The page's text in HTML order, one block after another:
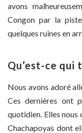
avons
Congon par la
quelques ruines en
Qu’est-ce qui
Nous avons adoré
Ces dernières ont
quotidien. Elles
Chachapoyas dont